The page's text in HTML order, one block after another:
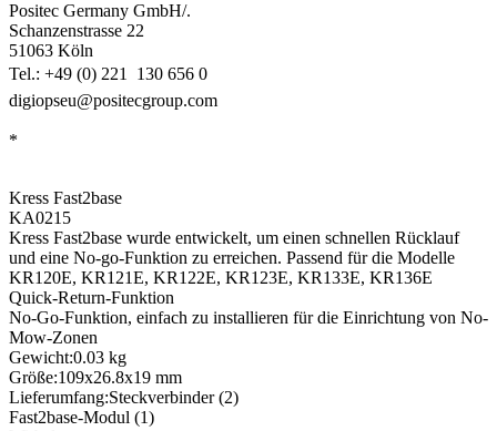
Positec Germany GmbH/.
Schanzenstrasse 22
51063 Köln
Tel.: +49 (0) 221  130 656 0
digiopseu@positecgroup.com
*
Kress Fast2base
KA0215
Kress Fast2base wurde entwickelt, um einen schnellen Rücklauf
und eine No-go-Funktion zu erreichen. Passend für die Modelle
KR120E, KR121E, KR122E, KR123E, KR133E, KR136E
Quick-Return-Funktion
No-Go-Funktion, einfach zu installieren für die Einrichtung von No-
Mow-Zonen
Gewicht:0.03 kg
Größe:109x26.8x19 mm
Lieferumfang:Steckverbinder (2)
Fast2base-Modul (1)